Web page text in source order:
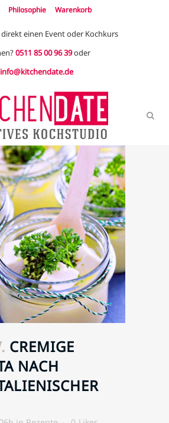
Philosophie Warenkorb
einen Event oder Kochkurs
0511 85 00 96 39oder
info@kitchendate.de
CREMIGE
NACH